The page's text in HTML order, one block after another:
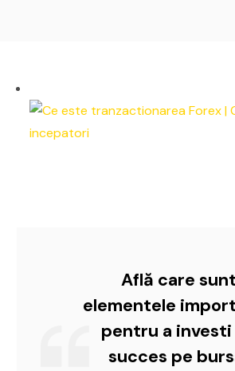
Află care sunt
elementele
pentru a investi
succes pe